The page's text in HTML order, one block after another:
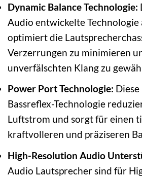
Dynamic Balance Technologie:
Audio entwickelte
optimiert die
Verzerrungen zu minimieren
unverfälschten Klang zu
Power Port Technologie:
Bassreflex-Technologie
Luftstrom und sorgt für einen
kraftvolleren und präziseren
High-Resolution Audio
Audio Lautsprecher sind für